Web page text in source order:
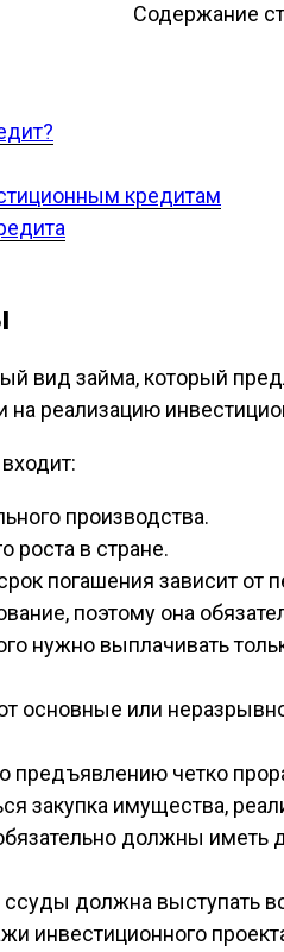
Содержание
кредитам
вид займа, который
на реализацию
производства.
роста в стране.
погашения зависит от
поэтому она
нужно выплачивать
основные или
четко
закупка имущества,
должны иметь
должна выступать
инвестиционного